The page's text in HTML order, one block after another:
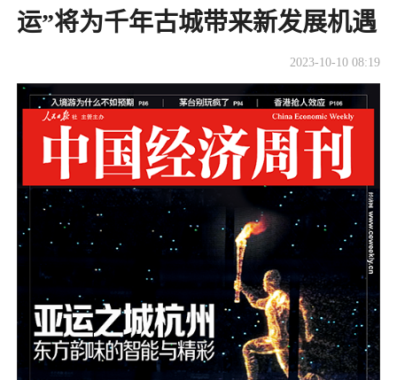
运”将为千年古城带来新发展机遇
2023-10-10 08:19